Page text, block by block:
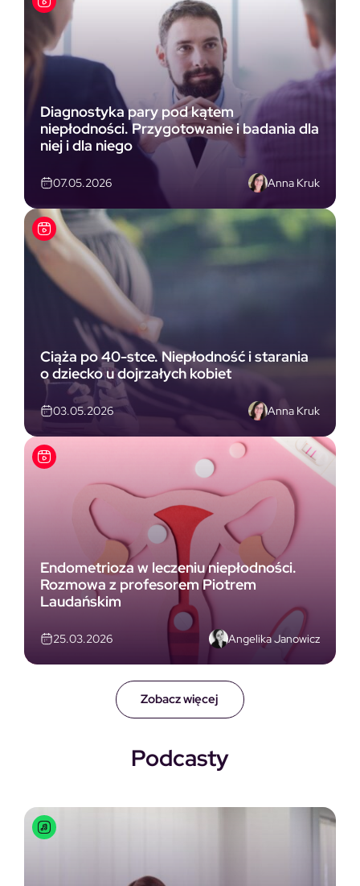
Zobacz więcej
Diagnostyka pary pod kątem
niepłodności. Przygotowanie i badania dla
niej i dla niego
07.05.2026 Anna Kruk
Ciąża po 40-stce. Niepłodność i starania
o dziecko u dojrzałych kobiet
03.05.2026 Anna Kruk
Endometrioza w leczeniu niepłodności.
Rozmowa z profesorem Piotrem
Laudańskim
25.03.2026 Angelika Janowicz
Podcasty